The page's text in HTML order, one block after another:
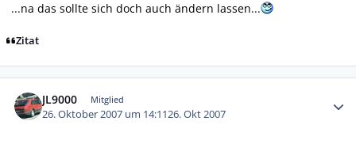
...na das sollte sich doch auch ändern lassen...
Zitat
JL9000 Mitglied
26. Oktober 2007 um 14:1126. Okt 2007